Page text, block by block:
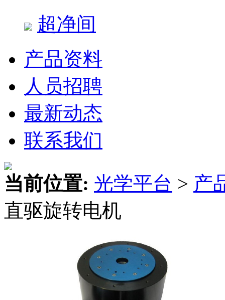
超净间
产品资料
人员招聘
最新动态
联系我们
当前位置: 光学平台 > 产
直驱旋转电机